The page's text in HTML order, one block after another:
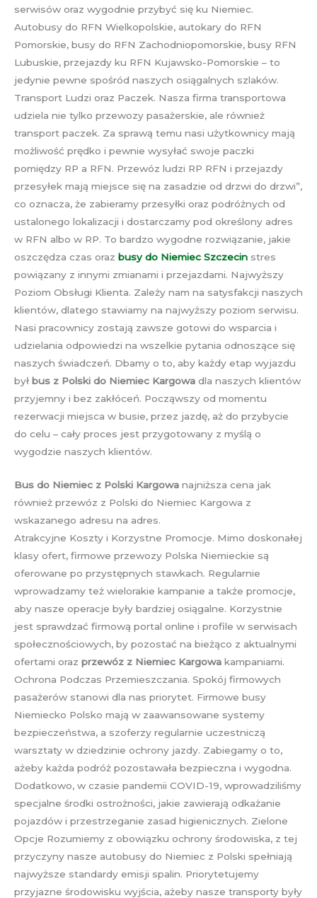
serwisów oraz wygodnie przybyć się ku Niemiec.
Autobusy do RFN Wielkopolskie, autokary do RFN
Pomorskie, busy do RFN Zachodniopomorskie, busy RFN
Lubuskie, przejazdy ku RFN Kujawsko-Pomorskie – to
jedynie pewne spośród naszych osiągalnych szlaków.
Transport Ludzi oraz Paczek. Nasza firma transportowa
udziela nie tylko przewozy pasażerskie, ale również
transport paczek. Za sprawą temu nasi użytkownicy mają
możliwość prędko i pewnie wysyłać swoje paczki
pomiędzy RP a RFN. Przewóz ludzi RP RFN i przejazdy
przesyłek mają miejsce się na zasadzie od drzwi do drzwi”,
co oznacza, że zabieramy przesyłki oraz podróżnych od
ustalonego lokalizacji i dostarczamy pod określony adres
w RFN albo w RP. To bardzo wygodne rozwiązanie, jakie
oszczędza czas oraz busy do Niemiec Szczecin stres
powiązany z innymi zmianami i przejazdami. Najwyższy
Poziom Obsługi Klienta. Zależy nam na satysfakcji naszych
klientów, dlatego stawiamy na najwyższy poziom serwisu.
Nasi pracownicy zostają zawsze gotowi do wsparcia i
udzielania odpowiedzi na wszelkie pytania odnoszące się
naszych świadczeń. Dbamy o to, aby każdy etap wyjazdu
był bus z Polski do Niemiec Kargowa dla naszych klientów
przyjemny i bez zakłóceń. Począwszy od momentu
rezerwacji miejsca w busie, przez jazdę, aż do przybycie
do celu – cały proces jest przygotowany z myślą o
wygodzie naszych klientów.
Bus do Niemiec z Polski Kargowa najniższa cena jak
również przewóz z Polski do Niemiec Kargowa z
wskazanego adresu na adres.
Atrakcyjne Koszty i Korzystne Promocje. Mimo doskonałej
klasy ofert, firmowe przewozy Polska Niemieckie są
oferowane po przystępnych stawkach. Regularnie
wprowadzamy też wielorakie kampanie a także promocje,
aby nasze operacje były bardziej osiągalne. Korzystnie
jest sprawdzać firmową portal online i profile w serwisach
społecznościowych, by pozostać na bieżąco z aktualnymi
ofertami oraz przewóz z Niemiec Kargowa kampaniami.
Ochrona Podczas Przemieszczania. Spokój firmowych
pasażerów stanowi dla nas priorytet. Firmowe busy
Niemiecko Polsko mają w zaawansowane systemy
bezpieczeństwa, a szoferzy regularnie uczestniczą
warsztaty w dziedzinie ochrony jazdy. Zabiegamy o to,
ażeby każda podróż pozostawała bezpieczna i wygodna.
Dodatkowo, w czasie pandemii COVID-19, wprowadziliśmy
specjalne środki ostrożności, jakie zawierają odkażanie
pojazdów i przestrzeganie zasad higienicznych. Zielone
Opcje Rozumiemy z obowiązku ochrony środowiska, z tej
przyczyny nasze autobusy do Niemiec z Polski spełniają
najwyższe standardy emisji spalin. Priorytetujemy
przyjazne środowisku wyjścia, ażeby nasze transporty były